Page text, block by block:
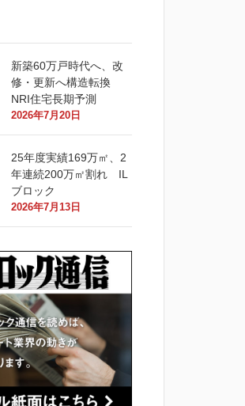
新築60万戸時代へ、改
修・更新へ構造転換
NRI住宅長期予測
2026年7月20日
25年度実績169万㎡、2
年連続200万㎡割れ IL
ブロック
2026年7月13日